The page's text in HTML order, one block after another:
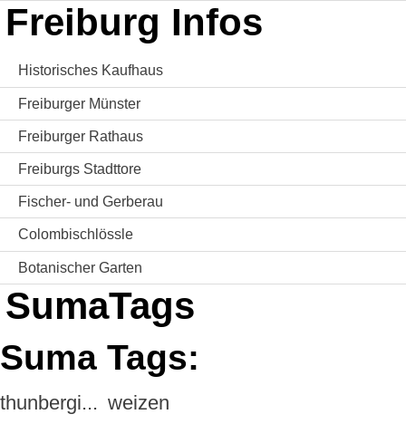
Freiburg Infos
Historisches Kaufhaus
Freiburger Münster
Freiburger Rathaus
Freiburgs Stadttore
Fischer- und Gerberau
Colombischlössle
Botanischer Garten
SumaTags
Suma Tags:
thunbergi... weizen